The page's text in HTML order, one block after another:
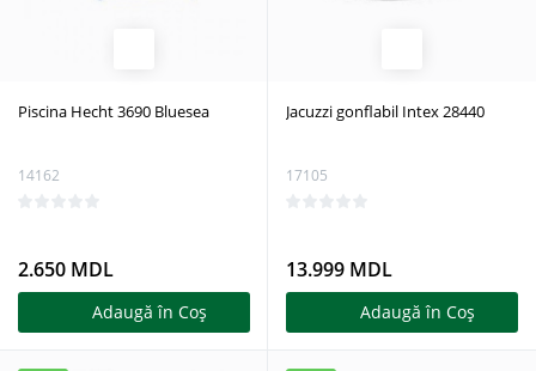
Piscina Hecht 3690 Bluesea
14162
2.650 MDL
Adaugă în Coş
Jacuzzi gonflabil Intex 28440
17105
13.999 MDL
Adaugă în Coş